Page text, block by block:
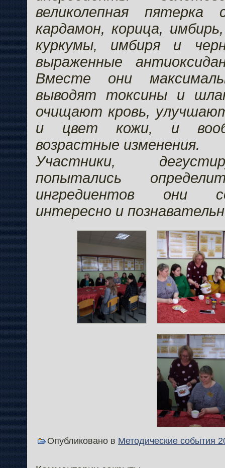
великолепная пятерка
кардамон, корица,
куркумы, имбиря и
выраженные
Вместе они
выводят токсины и
очищают кровь,
и цвет кожи, и
возрастные изменения.
Участники,
попытались
ингредиентов они
интересно и
Опубликовано в Методические события